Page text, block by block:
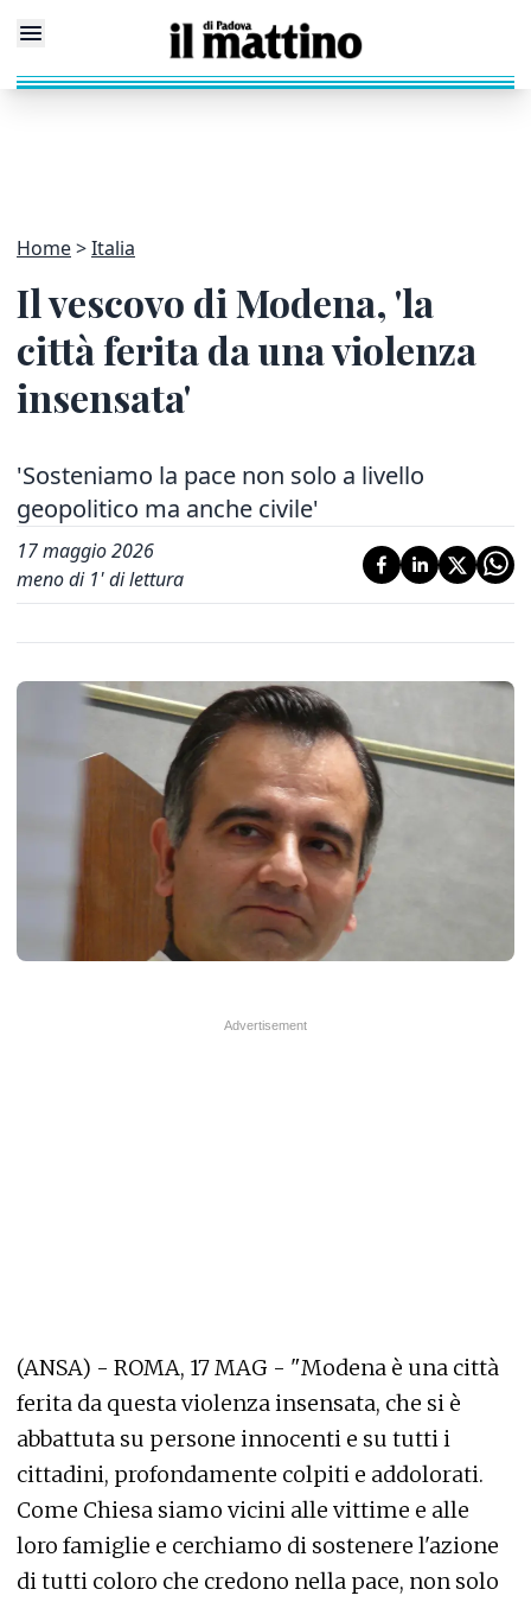
Home Italia
Il vescovo di Modena, 'la
città ferita da una violenza
insensata'
'Sosteniamo la pace non solo a livello
geopolitico ma anche civile'
17 maggio 2026
meno di 1' di lettura
(ANSA) - ROMA, 17 MAG - "Modena è una città
ferita da questa violenza insensata, che si è
abbattuta su persone innocenti e su tutti i
cittadini, profondamente colpiti e addolorati.
Come Chiesa siamo vicini alle vittime e alle
loro famiglie e cerchiamo di sostenere l'azione
di tutti coloro che credono nella pace, non solo